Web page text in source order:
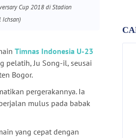
Cup 2018 di Stadion
Ichsan)
Timnas Indonesia U-23
pelatih, Ju Song-il, seusai
Bogor.
pergerakannya. Ia
mulus pada babak
yang cepat dengan